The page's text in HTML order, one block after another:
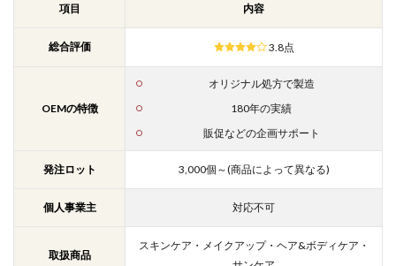
項目 内容
総合評価 3.8点
OEMの特徴
オリジナル処方で製造
180年の実績
販促などの企画サポート
発注ロット 3,000個～(商品によって異なる)
個人事業主 対応不可
取扱商品
スキンケア・メイクアップ・ヘア&ボディケア・